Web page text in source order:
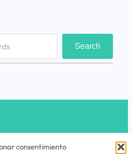
consentimiento
Search